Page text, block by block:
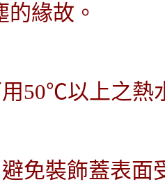
的緣故。
50℃以上之熱
免裝飾蓋表面